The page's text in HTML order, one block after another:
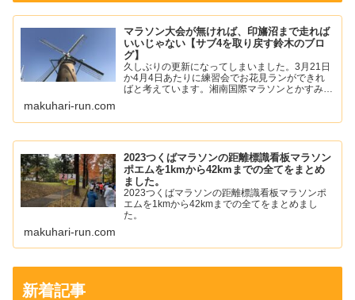
マラソン大会が無ければ、印旛沼まで走れば
いいじゃない【サブ4を取り戻す鈴木のブロ
グ】
久しぶりの更新になってしまいました。3月21日
か4月4日あたりに練習会でお花見ランができれ
ばと考えています。湘南国際マラソンとかすみが
の痛みが落ち着いて...
makuhari-run.com
2023つくばマラソンの距離標識看板マラソン
ポエムを1kmから42kmまでの全てをまとめ
ました。
2023つくばマラソンの距離標識看板マラソンポ
エムを1kmから42kmまでの全てをまとめまし
た。
makuhari-run.com
新着記事